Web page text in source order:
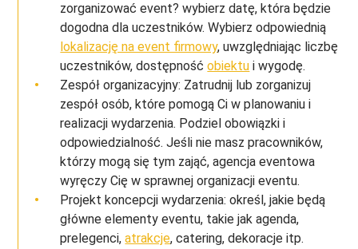
zorganizować event? wybierz datę, która będzie
dogodna dla uczestników. Wybierz odpowiednią
lokalizację na event firmowy, uwzględniając liczbę
uczestników, dostępnośćobiektu i wygodę.
Zespół organizacyjny: Zatrudnij lub zorganizuj
zespół osób, które pomogą Ci w planowaniu i
realizacji wydarzenia. Podziel obowiązki i
odpowiedzialność. Jeśli nie masz pracowników,
którzy mogą się tym zająć, agencja eventowa
wyręczy Cię w sprawnej organizacji eventu.
Projekt koncepcji wydarzenia: określ, jakie będą
główne elementy eventu, takie jak agenda,
prelegenci,atrakcje, catering, dekoracje itp.